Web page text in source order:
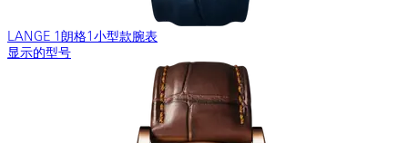
LANGE 1朗格1小型款腕表
显示的型号